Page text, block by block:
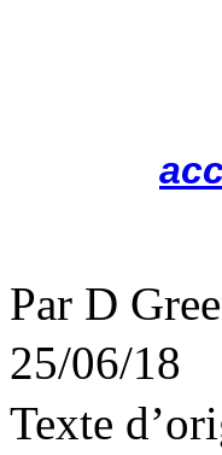
Par D
25/06/18
Texte